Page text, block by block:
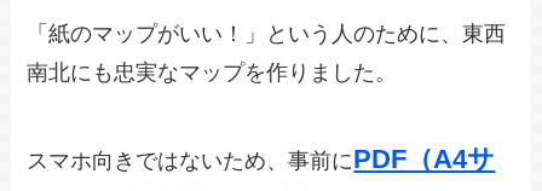
「紙のマップがいい！」という人のために、東西
南北にも忠実なマップを作りました。
スマホ向きではないため、事前にPDF（A4サ